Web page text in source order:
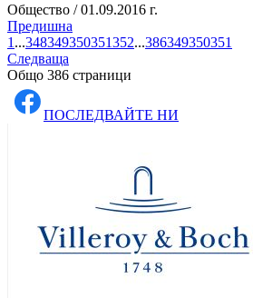
Общество / 01.09.2016 г.
Предишна
1 ...348349350351352...386349350351
Следваща
Общо 386 страници
ПОСЛЕДВАЙТЕ НИ